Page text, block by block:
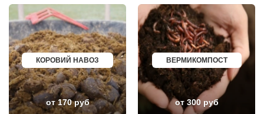
ДЕМИХОВО
ДЗЕРЖИНСКИЙ
ДМИТРОВ
ДОЛГОПРУДНЫЙ
ДОМОДЕДОВО
ДОРОХОВО
ДРЕЗНА
ДРУЖБА
ДУБКИ
ДУБНА
ДУБОВАЯ РОЩА
ЕГОРЬЕВСК
ЛОМОНОСОВ
НИЖНЕКАМСК
КАСПИЙСК
АЧИНСК
ЧЕРКЕССК
ЖЕЛЕЗНОГОРСК
АСБЕСТ
БОРИСОГЛЕБСК
БУЗУЛУК
ЕССЕНТУКИ
КАНСК
ТОСНО
КОРОВИЙ НАВОЗ
от 170 руб
ВЕРМИКОМПОСТ
от 300 руб